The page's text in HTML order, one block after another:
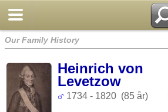
Our Family History
Heinrich von
Levetzow
1734 - 1820 (85 år)